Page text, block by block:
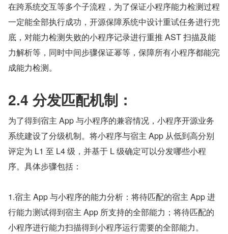
在跨系统交互等多个子流程，为了保证小程序能力检测过程
一定能全部执行成功，开源保障系统中设计重试任务进行兜
底，对能力检测失败的小程序记录进行重推 AST 扫描及能
力解析等，同时中间步骤保证幂等，保障所有小程序都能完
成能力检测。
2.4 分发匹配机制：
为了得到宿主 App 与小程序的兼容情况，小程序开源业务
系统建设了分级机制。将小程序与宿主 App 从低到高分别
评定为 L1 至 L4 级，并基于 L 级确定可以分发哪些小程
序。具体步骤包括：
1.宿主 App 与小程序的能力分析：将待匹配的宿主 App 进
行能力测试得到宿主 App 所支持的全部能力；将待匹配的
小程序进行能力扫描得到小程序运行需要的全部能力。